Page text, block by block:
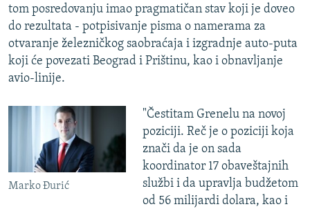
tom posredovanju imao pragmatičan stav koji je doveo
do rezultata - potpisivanje pisma o namerama za
otvaranje železničkog saobraćaja i izgradnje auto-puta
koji će povezati Beograd i Prištinu, kao i obnavljanje
avio-linije.
Marko Đurić
"Čestitam Grenelu na novoj
poziciji. Reč je o poziciji koja
znači da je on sada
koordinator 17 obaveštajnih
službi i da upravlja budžetom
od 56 milijardi dolara, kao i